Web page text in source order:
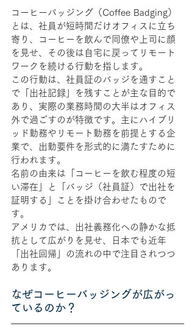
コーヒーバッジング（Coffee Badging）
とは、社員が短時間だけオフィスに立ち
寄り、コーヒーを飲んで同僚や上司に顔
を見せ、その後は自宅に戻ってリモート
ワークを続ける行動を指します。
この行動は、社員証のバッジを通すこと
で「出社記録」を残すことが主な目的で
あり、実際の業務時間の大半はオフィス
外で過ごすのが特徴です。主にハイブリ
ッド勤務やリモート勤務を前提とする企
業で、出勤要件を形式的に満たすために
行われます。
名前の由来は「コーヒーを飲む程度の短
い滞在」と「バッジ（社員証）で出社を
証明する」ことを掛け合わせたもので
す。
アメリカでは、出社義務化への静かな抵
抗として広がりを見せ、日本でも近年
「出社回帰」の流れの中で注目されつつ
あります。
なぜコーヒーバッジングが広がっ
ているのか？